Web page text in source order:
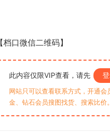
【档口微信二维码】
此内容仅限VIP查看，请先
网站只可以查看联系方式，开通
金、钻石会员搜图找货、搜索比价。